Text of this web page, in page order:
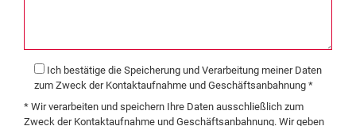
Ich bestätige die Speicherung und Verarbeitung meiner Daten
zum Zweck der Kontaktaufnahme und Geschäftsanbahnung *
* Wir verarbeiten und speichern Ihre Daten ausschließlich zum
Zweck der Kontaktaufnahme und Geschäftsanbahnung. Wir geben